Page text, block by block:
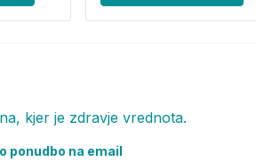
FRAGRANCE (PARFUM). PCA.
Fabre Dermo-Cosmetique
Francija
OPH Oktal Pharma d.o.o.,
Ljubljana Črnuče
kjer je zdravje vrednota.
ponudbo na email